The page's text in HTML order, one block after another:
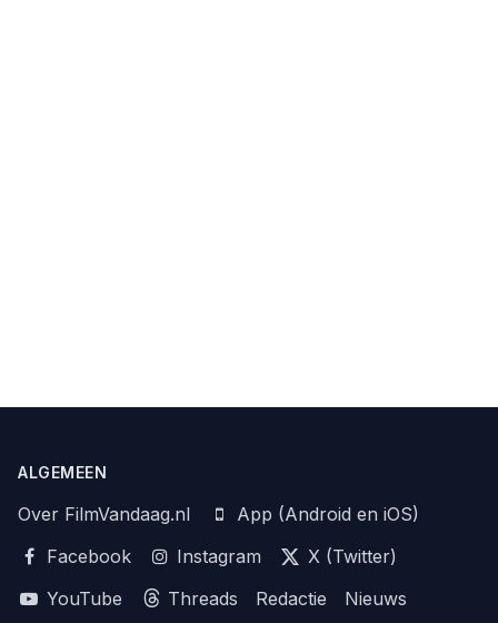
ALGEMEEN
Over FilmVandaag.nl
App (Android en iOS)
Facebook
Instagram
X (Twitter)
YouTube
Threads Redactie
Nieuws